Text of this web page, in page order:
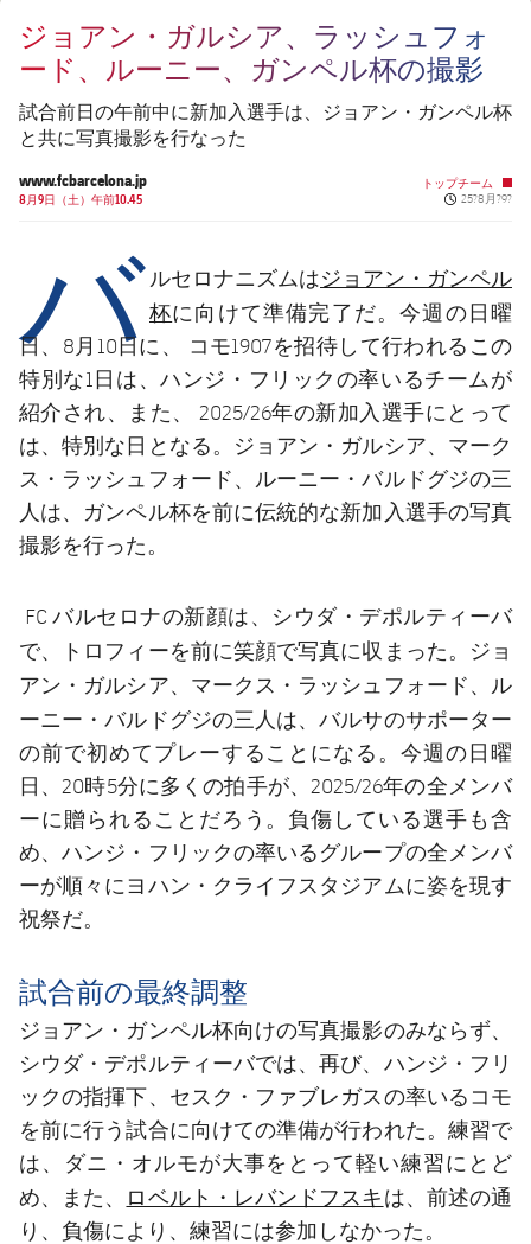
結果
順位表
スケジュール
チケット
結果
PLUSICON
LABEL.ARIA.PLUS
トップチーム
plusicon
label.aria.plus
スケジュール
結果
順位表
PLUSICON
LABEL.ARIA.PLUS
plusicon
label.aria.plus
スケジュール
チケット
結果
順位表
ジョアン・ガルシア、ラッシュフォ
ード、ルーニー、ガンペル杯の撮影
試合前日の午前中に新加入選手は、ジョアン・ガンペル杯
と共に写真撮影を行なった
www.fcbarcelona.jp
8月9日（土）午前10.45
トップチーム
Published
25?8月?9?
バ ルセロナニズムはジョアン・ガンペル
杯に向けて準備完了だ。今週の日曜
日、8月10日に、 コモ1907を招待して行われるこの
特別な1日は、ハンジ・フリックの率いるチームが
紹介され、また、 2025/26年の新加入選手にとって
は、特別な日となる。ジョアン・ガルシア、マーク
ス・ラッシュフォード、ルーニー・バルドグジの三
人は、ガンペル杯を前に伝統的な新加入選手の写真
撮影を行った。
FC バルセロナの新顔は、シウダ・デポルティーバ
で、トロフィーを前に笑顔で写真に収まった
。ジョ
アン・ガルシア、マークス・ラッシュフォード、ル
ーニー・バルドグジの三人は、バルサのサポーター
の前で初めてプレーすることになる。今週の日曜
日、20時5分に多くの拍手が、2025/26年の全メンバ
ーに贈られることだろう。負傷している選手も含
め、ハンジ・フリックの率いるグループの全メンバ
ーが順々にヨハン・クライフスタジアムに姿を現す
祝祭だ。
試合前の最終調整
ジョアン・ガンペル杯向けの写真撮影のみならず、
シウダ・デポルティーバでは、再び、ハンジ・フリ
ックの指揮下、セスク・ファブレガスの率いるコモ
を前に行う試合に向けての準備が行われた。練習で
は、ダニ・オルモが大事をとって軽い練習にとど
め、また、
ロベルト・レバンドフスキは、前述の通
り、負傷により、練習には参加しなかった。